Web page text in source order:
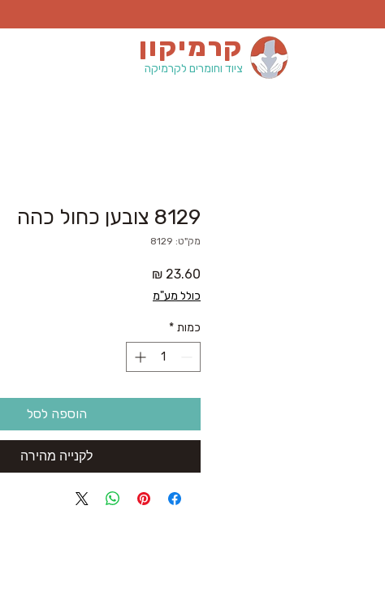
קרמיקון
ציוד וחומרים לקרמיקה
8129 צובען כחול כהה
מק"ט: 8129
כולל מע"מ
כמות *
הוספה לסל
לקנייה מהירה